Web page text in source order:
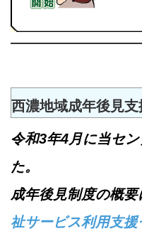
西濃地域成年後見
令和3年4月に当セ
た。
成年後見制度の概要
祉サービス利用支援